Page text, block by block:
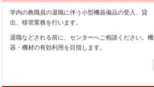
学内の教職員の退職に伴う小型機器備品の受入、貸
出、移管業務を行います。
退職などされる前に、センターへご相談ください。機
器・機材の有効利用を目指します。